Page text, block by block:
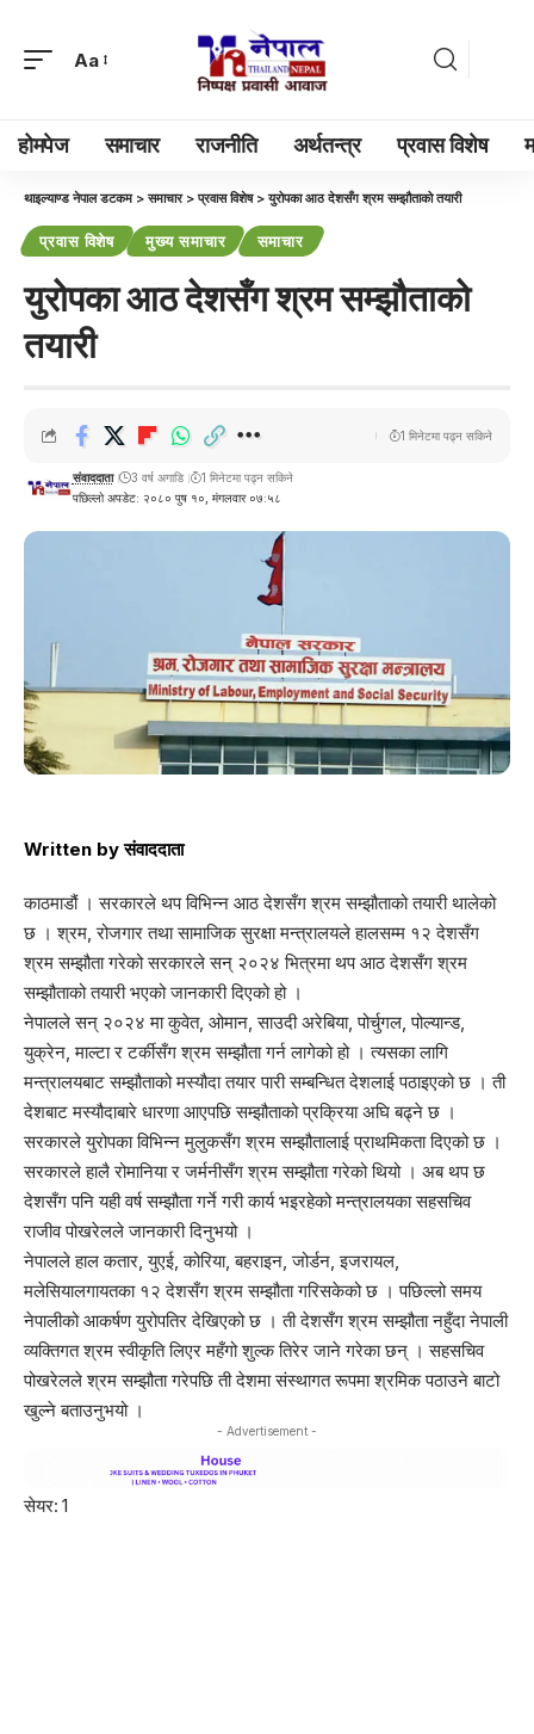
Aa
होमपेज समाचार राजनीति अर्थतन्त्र प्रवास विशेष
थाइल्याण्ड नेपाल डटकम>समाचार>प्रवास विशेष>युरोपका आठ देशसँग श्रम सम्झौताको तयारी
प्रवास विशेष मुख्य समाचार समाचार
युरोपका आठ देशसँग श्रम सम्झौताको
तयारी
पछिल्लो अपडेट: २०८० पुष १०, मंगलवार ०७:५८
संवाददाता 3 वर्ष अगाडि 1 मिनेटमा पढ्न सकिने
1 मिनेटमा पढ्न सकिने
Written by संवाददाता
काठमाडौं । सरकारले थप विभिन्न आठ देशसँग श्रम सम्झौताको तयारी थालेको
छ । श्रम, रोजगार तथा सामाजिक सुरक्षा मन्त्रालयले हालसम्म १२ देशसँग
श्रम सम्झौता गरेको सरकारले सन् २०२४ भित्रमा थप आठ देशसँग श्रम
सम्झौताको तयारी भएको जानकारी दिएको हो ।
नेपालले सन् २०२४ मा कुवेत, ओमान, साउदी अरेबिया, पोर्चुगल, पोल्यान्ड,
युक्रेन, माल्टा र टर्कीसँग श्रम सम्झौता गर्न लागेको हो । त्यसका लागि
मन्त्रालयबाट सम्झौताको मस्यौदा तयार पारी सम्बन्धित देशलाई पठाइएको छ । ती
देशबाट मस्यौदाबारे धारणा आएपछि सम्झौताको प्रक्रिया अघि बढ्ने छ ।
सरकारले युरोपका विभिन्न मुलुकसँग श्रम सम्झौतालाई प्राथमिकता दिएको छ ।
सरकारले हालै रोमानिया र जर्मनीसँग श्रम सम्झौता गरेको थियो । अब थप छ
देशसँग पनि यही वर्ष सम्झौता गर्ने गरी कार्य भइरहेको मन्त्रालयका सहसचिव
राजीव पोखरेलले जानकारी दिनुभयो ।
नेपालले हाल कतार, युएई, कोरिया, बहराइन, जोर्डन, इजरायल,
मलेसियालगायतका १२ देशसँग श्रम सम्झौता गरिसकेको छ । पछिल्लो समय
नेपालीको आकर्षण युरोपतिर देखिएको छ । ती देशसँग श्रम सम्झौता नहुँदा नेपाली
व्यक्तिगत श्रम स्वीकृति लिएर महँगो शुल्क तिरेर जाने गरेका छन् । सहसचिव
पोखरेलले श्रम सम्झौता गरेपछि ती देशमा संस्थागत रूपमा श्रमिक पठाउने बाटो
खुल्ने बताउनुभयो ।
- Advertisement -
सेयर: 1